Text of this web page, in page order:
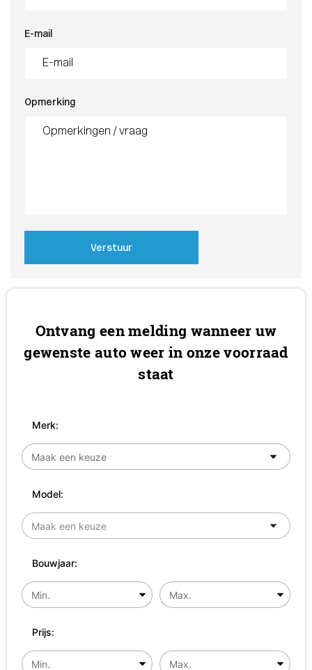
E-mail
Opmerking
Verstuur
Ontvang een melding wanneer uw
gewenste auto weer in onze voorraad
staat
Merk:
Model:
Bouwjaar:
Prijs: